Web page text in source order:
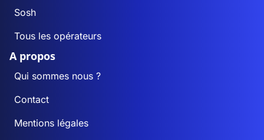
Sosh
Tous les opérateurs
A propos
Qui sommes nous ?
Contact
Mentions légales